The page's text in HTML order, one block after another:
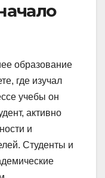
образование
где изучал
учебы он
активно
и
Студенты и